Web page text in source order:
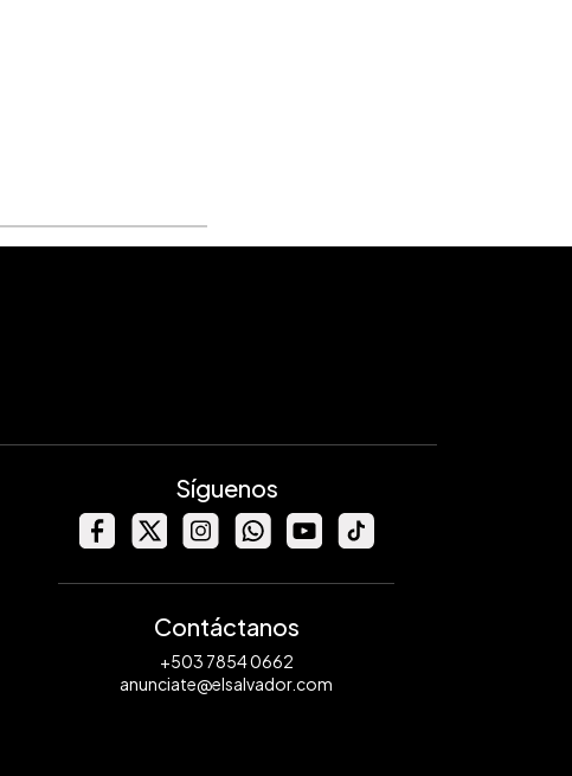
Síguenos
Contáctanos
+503 7854 0662
anunciate@elsalvador.com